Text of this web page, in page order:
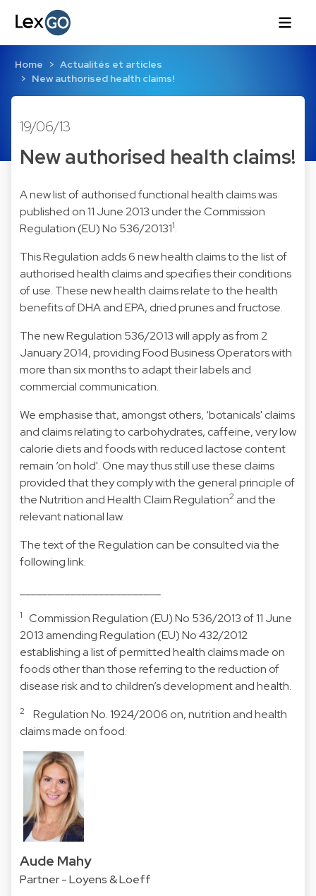
Home
Actualités et articles
New authorised health claims!
19/06/13
New authorised health claims!
A new list of authorised functional health claims was
published on 11 June 2013 under the Commission
Regulation (EU) No 536/201311.
This Regulation adds 6 new health claims to the list of
authorised health claims and specifies their conditions
of use. These new health claims relate to the health
benefits of DHA and EPA, dried prunes and fructose.
The new Regulation 536/2013 will apply as from 2
January 2014, providing Food Business Operators with
more than six months to adapt their labels and
commercial communication.
We emphasise that, amongst others, ‘botanicals' claims
and claims relating to carbohydrates, caffeine, very low
calorie diets and foods with reduced lactose content
remain ‘on hold'. One may thus still use these claims
provided that they comply with the general principle of
the Nutrition and Health Claim Regulation2 and the
relevant national law.
The text of the Regulation can be consulted via the
followinglink.
1
Commission Regulation (EU) No 536/2013 of 11 June
2013 amending Regulation (EU) No 432/2012
establishing a list of permitted health claims made on
foods other than those referring to the reduction of
disease risk and to children’s development and health.
2
Regulation No. 1924/2006 on, nutrition and health
claims made on food.
Aude Mahy
Partner - Loyens & Loeff